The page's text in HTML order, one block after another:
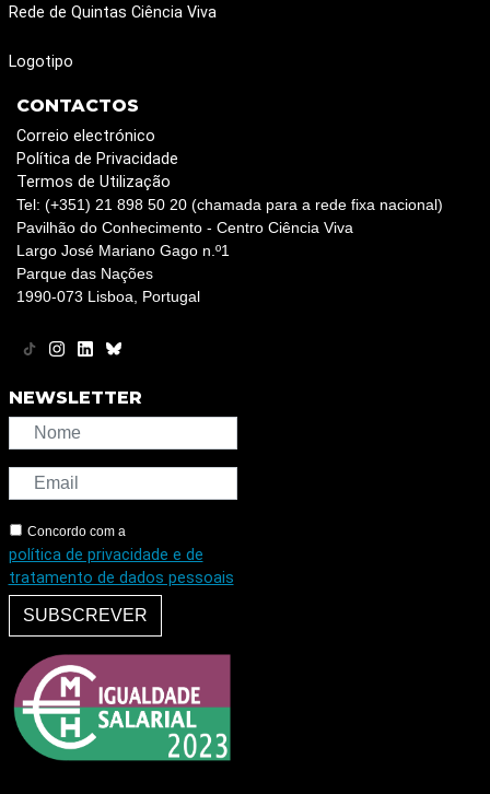
Rede de Quintas Ciência Viva
Logotipo
CONTACTOS
Correio electrónico
Política de Privacidade
Termos de Utilização
Tel: (+351) 21 898 50 20 (chamada para a rede fixa nacional)
Pavilhão do Conhecimento - Centro Ciência Viva
Largo José Mariano Gago n.º1
Parque das Nações
1990-073 Lisboa, Portugal
NEWSLETTER
Concordo com a
política de privacidade e de
tratamento de dados pessoais
SUBSCREVER